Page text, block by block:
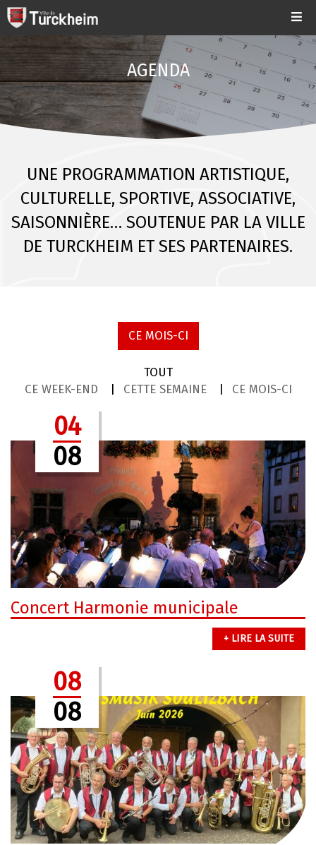
AGENDA
UNE PROGRAMMATION ARTISTIQUE,
CULTURELLE, SPORTIVE, ASSOCIATIVE,
SAISONNIÈRE… SOUTENUE PAR LA VILLE
DE TURCKHEIM ET SES PARTENAIRES.
CE MOIS-CI
TOUT
CE WEEK-END
CETTE SEMAINE CE MOIS-CI
04
08
Concert Harmonie municipale
+ LIRE LA SUITE
08
08